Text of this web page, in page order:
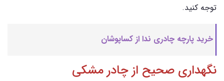
توجه کنید.
خرید پارچه چادری ندا از کساپوشان
نگهداری صحیح از چادر مشکی